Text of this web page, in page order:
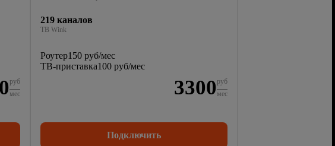
руб
мес
219 каналов
ТВ Wink
Роутер150 руб/мес
ТВ-приставка100 руб/мес
3300 руб
мес
Подключить